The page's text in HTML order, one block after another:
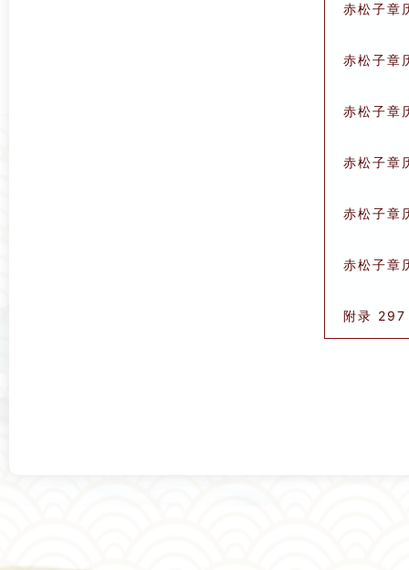
赤松子章
赤松子章
赤松子章
赤松子章
赤松子章
赤松子章
附录 297